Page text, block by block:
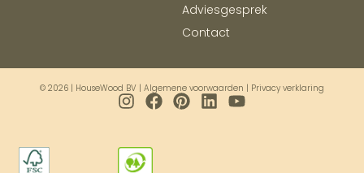
Adviesgesprek
Contact
© 2026 | HouseWood BV | Algemene voorwaarden | Privacy verklaring